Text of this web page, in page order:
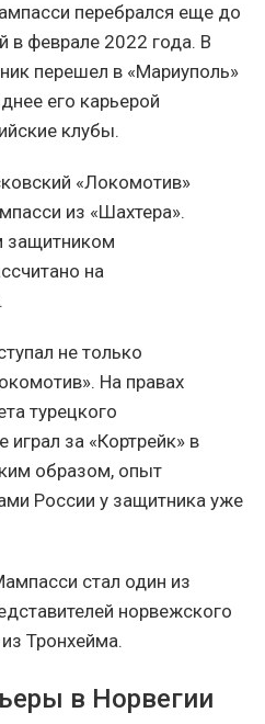
перебрался еще до
в феврале 2022 года. В
перешел в «Мариуполь»
его карьерой
клубы.
«Локомотив»
из «Шахтера».
защитником
на
не только
На правах
турецкого
играл за «Кортрейк» в
образом, опыт
России у защитника уже
стал один из
норвежского
Тронхейма.
в Норвегии